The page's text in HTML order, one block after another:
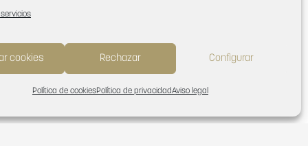
cookies Rechazar Configurar
Política de cookiesPolítica de privacidadAviso legal